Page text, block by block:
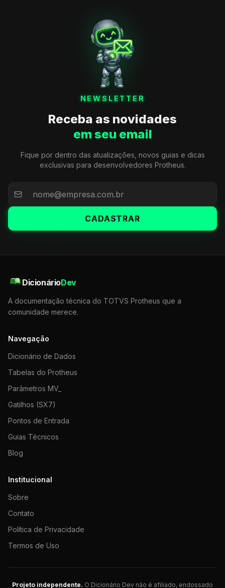
NEWSLETTER
Receba as novidades
em seu email
Fique por dentro das atualizações, novos guias e dicas
exclusivas para desenvolvedores Protheus.
CADASTRAR
DicionárioDev
A documentação técnica do TOTVS Protheus que a
comunidade merece.
Navegação
Dicionário de Dados
Tabelas do Protheus
Parâmetros MV_
Gatilhos (SX7)
Pontos de Entrada
Guias Técnicos
Blog
Institucional
Sobre
Contato
Política de Privacidade
Termos de Uso
Projeto independente. O Dicionário Dev não é afiliado, endossado